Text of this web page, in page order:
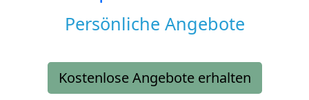
Persönliche Angebote
Kostenlose Angebote erhalten